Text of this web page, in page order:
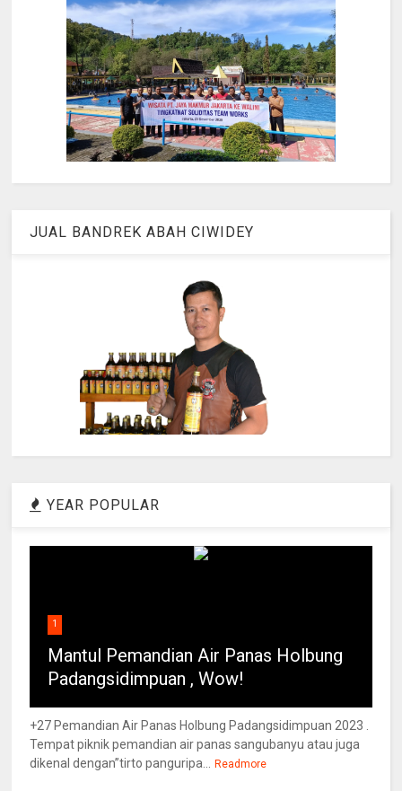
JUAL BANDREK ABAH CIWIDEY
YEAR POPULAR
1
Mantul Pemandian Air Panas Holbung
Padangsidimpuan , Wow!
+27 Pemandian Air Panas Holbung Padangsidimpuan 2023 .
Tempat piknik pemandian air panas sangubanyu atau juga
dikenal dengan”tirto panguripa...
Readmore